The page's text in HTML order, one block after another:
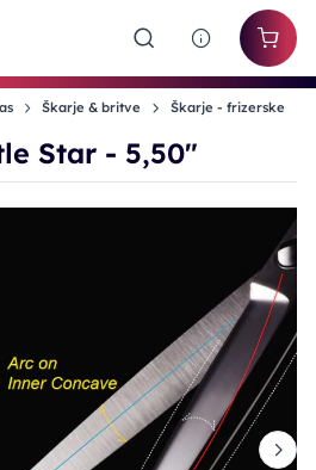
Škarje & britve Škarje - frizerske
Star - 5,50"